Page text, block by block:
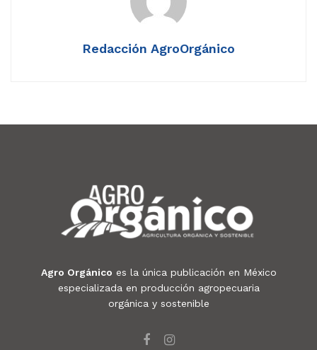
Redacción AgroOrgánico
Agro Orgánico es la única publicación en México
especializada en producción agropecuaria
orgánica y sostenible